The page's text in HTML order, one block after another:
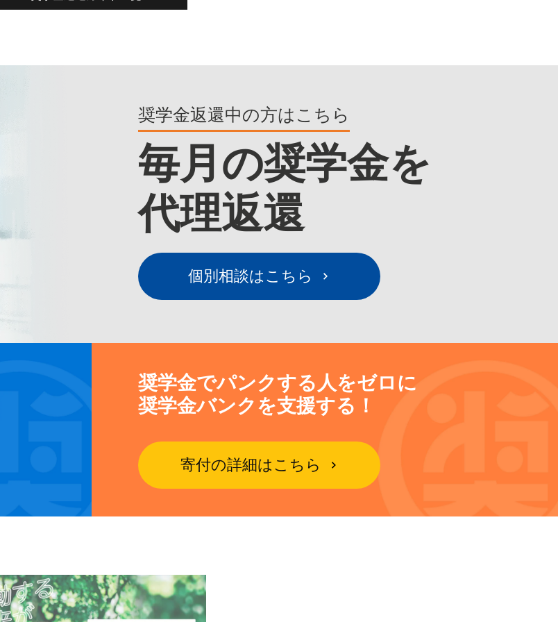
奨学金返還中の方はこちら
毎月の奨学金を
代理返還
個別相談はこちら
奨学金でパンクする人をゼロに
奨学金バンクを支援する！
寄付の詳細はこちら